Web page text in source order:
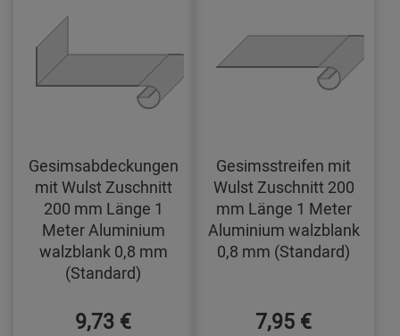
Gesimsabdeckungen
mit Wulst Zuschnitt
200 mm Länge 1
Meter Aluminium
walzblank 0,8 mm
(Standard)
9,73 €
Gesimsstreifen mit
Wulst Zuschnitt 200
mm Länge 1 Meter
Aluminium walzblank
0,8 mm (Standard)
7,95 €